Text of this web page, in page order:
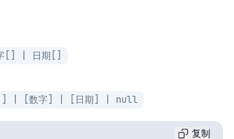
[] | 日期[]
| [数字] | [日期] | null
复制